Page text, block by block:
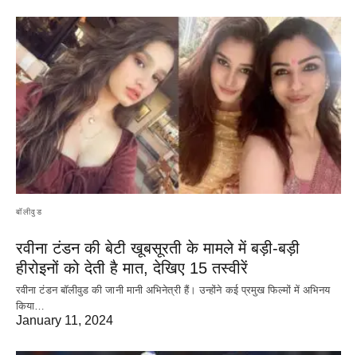
बॉलीवुड
रवीना टंडन की बेटी खूबसूरती के मामले में बड़ी-बड़ी
हीरोइनों को देती है मात, देखिए 15 तस्वीरें
रवीना टंडन बॉलीवुड की जानी मानी अभिनेत्री हैं। उन्होंने कई प्रमुख फिल्मों में अभिनय
किया…
January 11, 2024